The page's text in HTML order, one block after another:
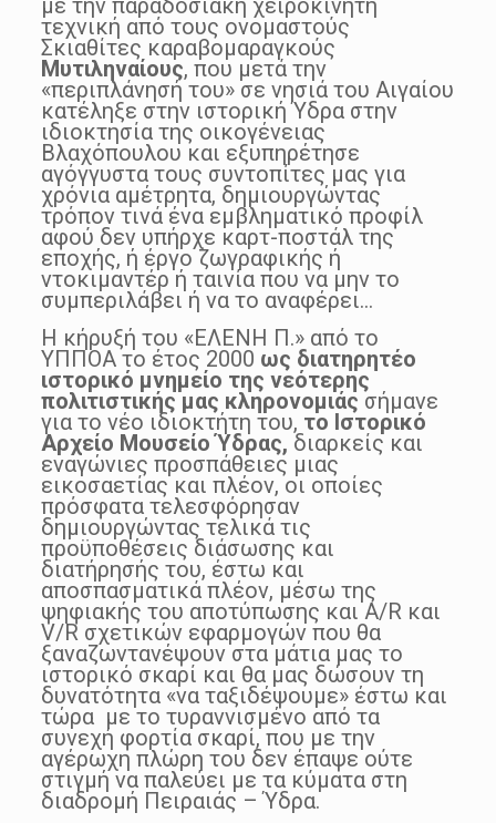
με την παραδοσιακή χειροκίνητη
τεχνική από τους ονομαστούς
Σκιαθίτες καραβομαραγκούς
Μυτιληναίους, που μετά την
«περιπλάνησή του» σε νησιά του Αιγαίου
κατέληξε στην ιστορική Ύδρα στην
ιδιοκτησία της οικογένειας
Βλαχόπουλου και εξυπηρέτησε
αγόγγυστα τους συντοπίτες μας για
χρόνια αμέτρητα, δημιουργώντας
τρόπον τινά ένα εμβληματικό προφίλ
αφού δεν υπήρχε καρτ-ποστάλ της
εποχής, ή έργο ζωγραφικής ή
ντοκιμαντέρ ή ταινία που να μην το
συμπεριλάβει ή να το αναφέρει…
Η κήρυξή του «ΕΛΕΝΗ Π.» από το
ΥΠΠΟΑ το έτος 2000 ως διατηρητέο
ιστορικό μνημείο της νεότερης
πολιτιστικής μας κληρονομιάς σήμανε
για το νέο ιδιοκτήτη του, το Ιστορικό
Αρχείο Μουσείο Ύδρας, διαρκείς και
εναγώνιες προσπάθειες μιας
εικοσαετίας και πλέον, οι οποίες
πρόσφατα τελεσφόρησαν
δημιουργώντας τελικά τις
προϋποθέσεις διάσωσης και
διατήρησής του, έστω και
αποσπασματικά πλέον, μέσω της
ψηφιακής του αποτύπωσης και Α/R και
V/R σχετικών εφαρμογών που θα
ξαναζωντανέψουν στα μάτια μας το
ιστορικό σκαρί και θα μας δώσουν τη
δυνατότητα «να ταξιδέψουμε» έστω και
τώρα με το τυραννισμένο από τα
συνεχή φορτία σκαρί, που με την
αγέρωχη πλώρη του δεν έπαψε ούτε
στιγμή να παλεύει με τα κύματα στη
διαδρομή Πειραιάς – Ύδρα.